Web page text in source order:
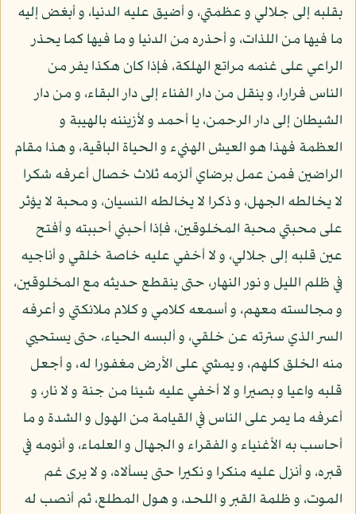
بقلبه إلى جلالي و عظمتي، و أضيق عليه الدنيا، و أبغض إليه
ما فيها من اللذات، و أحذره من الدنيا و ما فيها كما يحذر
الراعي على غنمه مراتع الهلكة، فإذا كان هكذا يفر من
الناس فرارا، و ينقل من دار الفناء إلى دار البقاء، و من دار
الشيطان إلى دار الرحمن، يا أحمد و لأزيننه بالهيبة و
العظمة فهذا هو العيش الهنيء و الحياة الباقية، و هذا مقام
الراضين فمن عمل برضاي ألزمه ثلاث خصال أعرفه شكرا
لا يخالطه الجهل، و ذكرا لا يخالطه النسيان، و محبة لا يؤثر
على محبتي محبة المخلوقين، فإذا أحبني أحببته و أفتح
عين قلبه إلى جلالي، و لا أخفي عليه خاصة خلقي و أناجيه
في ظلم الليل و نور النهار، حتى ينقطع حديثه مع المخلوقين،
و مجالسته معهم، و أسمعه كلامي و كلام ملائكتي و أعرفه
السر الذي سترته عن خلقي، و ألبسه الحياء، حتى يستحيي
منه الخلق كلهم، و يمشي على الأرض مغفورا له، و أجعل
قلبه واعيا و بصيرا و لا أخفي عليه شيئا من جنة و لا نار، و
أعرفه ما يمر على الناس في القيامة من الهول و الشدة و ما
أحاسب به الأغنياء و الفقراء و الجهال و العلماء، و أنومه في
قبره، و أنزل عليه منكرا و نكيرا حتى يسألاه، و لا يرى غم
الموت، و ظلمة القبر و اللحد، و هول المطلع، ثم أنصب له